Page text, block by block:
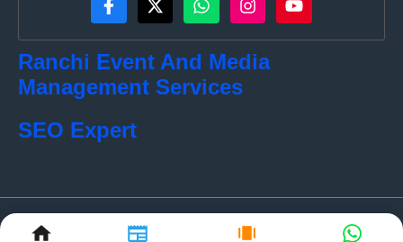
Ranchi Event And Media
Management Services
SEO Expert
© localkhabar.com • All rights reserved